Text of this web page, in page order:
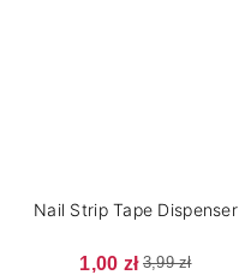
Nail Strip Tape Dispenser
1,00 zł 3,99 zł